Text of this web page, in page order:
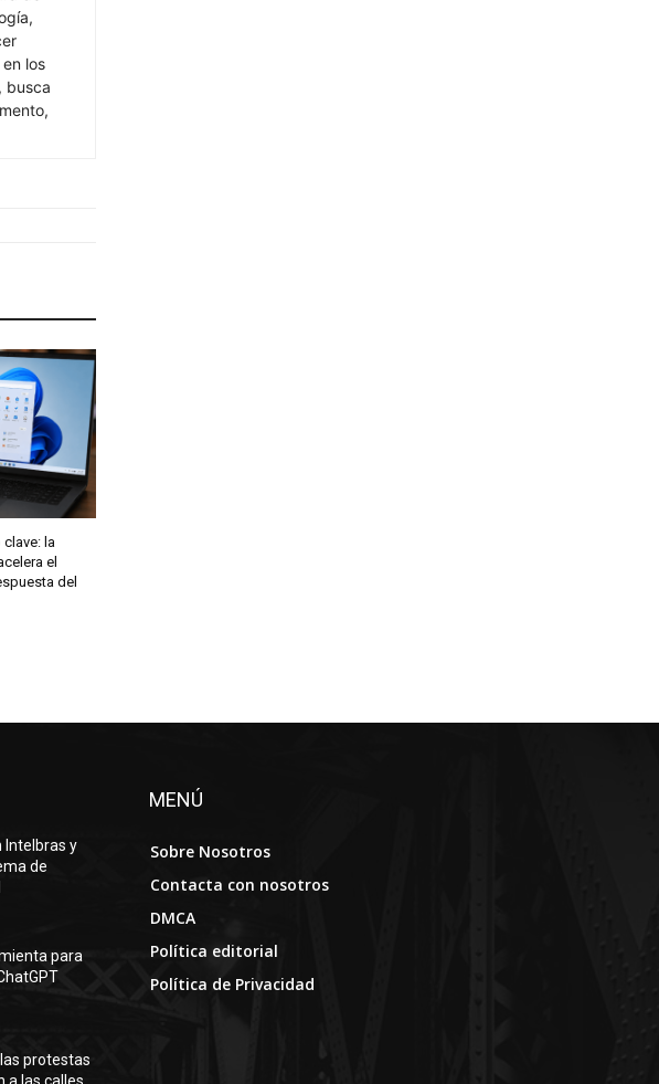
los
busca
la
el
del
Intelbras y
de
para
protestas
MENÚ
Sobre Nosotros
Contacta con nosotros
DMCA
Política editorial
Política de Privacidad